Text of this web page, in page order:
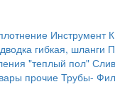
Инструмент
гибкая, шланги
"теплый пол"
прочие Трубы-